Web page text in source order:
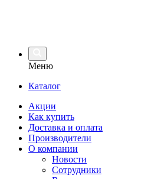
Меню
Каталог
Акции
Как купить
Доставка и оплата
Производители
О компании
Новости
Сотрудники